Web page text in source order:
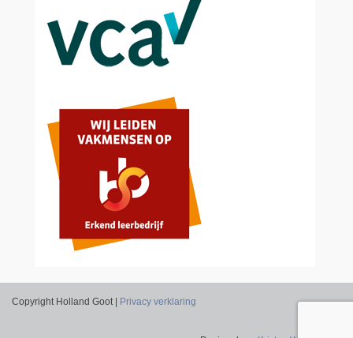
Copyright Holland Goot | Privacy verklaring